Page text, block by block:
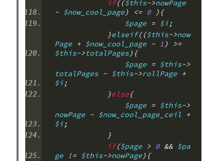
if(($this->
nowPage
- $now_cool_page) <= 0
){
                $page
= $i;
}elseif(($this->now
Page + $now_cool_page - 1 )
>=
$this->totalPages ){
                $page
= $this->
totalPages - $this->rollPage +
$i;
}else{
                $page
= $this->
nowPage - $now_cool_page_ceil +
$i;
}
if($page > 0 && $pa
ge != $this->nowPage){